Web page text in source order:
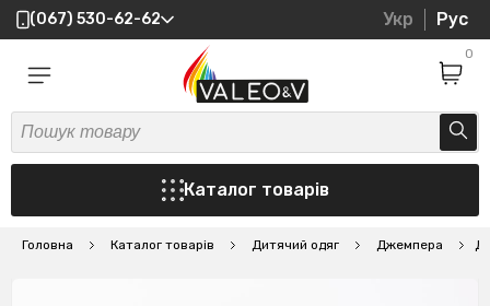
(067) 530-62-62 Укр Рус
0
Каталог товарів
Головна Каталог товарів Дитячий одяг Джемпера